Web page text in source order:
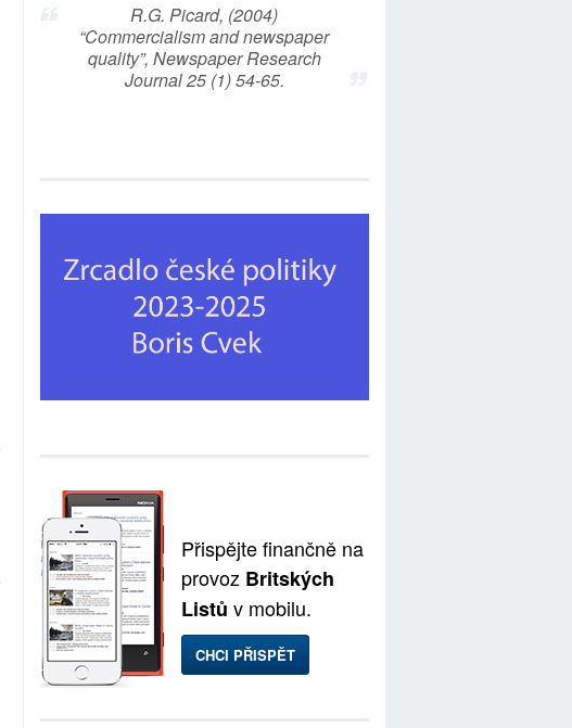
R.G. Picard, (2004)
“Commercialism and newspaper
quality”, Newspaper Research
Journal 25 (1) 54-65.
Přispějte finančně na
provoz Britských
Listů v mobilu.
CHCI PŘISPĚT